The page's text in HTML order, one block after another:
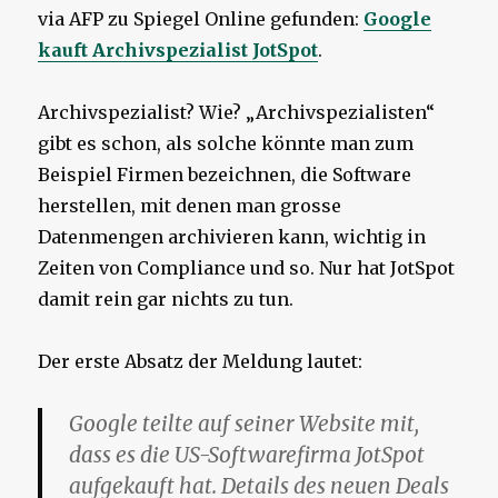
via AFP zu Spiegel Online gefunden: Google
kauft Archivspezialist JotSpot.
Archivspezialist? Wie? „Archivspezialisten“
gibt es schon, als solche könnte man zum
Beispiel Firmen bezeichnen, die Software
herstellen, mit denen man grosse
Datenmengen archivieren kann, wichtig in
Zeiten von Compliance und so. Nur hat JotSpot
damit rein gar nichts zu tun.
Der erste Absatz der Meldung lautet:
Google teilte auf seiner Website mit,
dass es die US-Softwarefirma JotSpot
aufgekauft hat. Details des neuen Deals